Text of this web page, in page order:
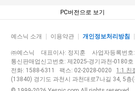
PC버전으로 보기
예스닉 소개 이용약관 개인정보처리방침
㈜예스닉 대표이사: 정지훈
사업자등록번
통신판매업신고번호: 제2025-경기과천-0180호
전화: 1588-6311 팩스: 02-2028-0020 1:1 친
(13840) 경기도 과천시 과천대로7나길 34, 5층(